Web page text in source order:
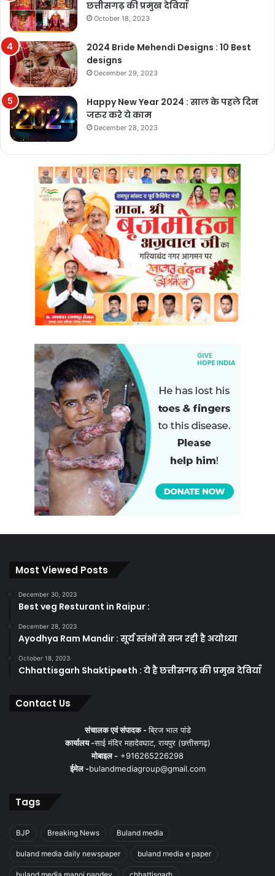
छत्तीसगढ़ की प्रमुख देवियाँ
October 18, 2023
2024 Bride Mehendi Designs : 10 Best
designs
December 29, 2023
Happy New Year 2024 : साल के पहले दिन
जरुर करे ये काम
December 28, 2023
Most Viewed Posts
December 30, 2023
Best veg Resturant in Raipur :
December 28, 2023
Ayodhya Ram Mandir : सूर्य स्तंभों से सज रही है अयोध्या
October 18, 2023
Chhattisgarh Shaktipeeth : ये है छत्तीसगढ़ की प्रमुख देवियाँ
Contact Us
संचालक एवं संपादक -ब्रिज भाल पांडे
कार्यालय -साई मंदिर महादेवघाट, रायपुर (छत्तीसगढ़)
मोबाइल - +916265226298
ईमेल -bulandmediagroup@gmail.com
Tags
BJP Breaking News Buland media
buland media daily newspaper buland media e paper